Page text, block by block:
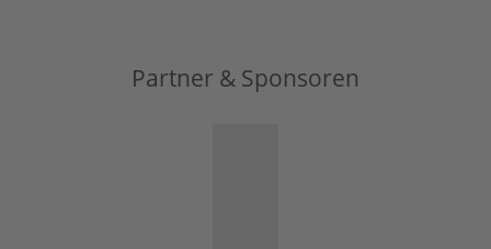
Partner & Sponsoren